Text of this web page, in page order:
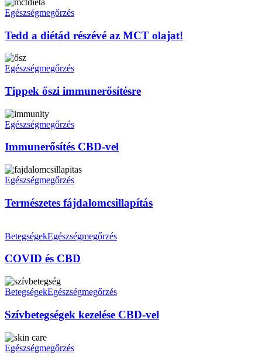
a
részévé
az
MCT
olajat!
Egészségmegőrzés
Tedd a diétád részévé az MCT olajat!
Tippek
őszi
Egészségmegőrzés
Tippek őszi immunerősítésre
Immunerősítés
CBD-
Egészségmegőrzés
Immunerősítés CBD-vel
Természetes
fájdalomcsillapítás
Egészségmegőrzés
Természetes fájdalomcsillapítás
és
BetegségekEgészségmegőrzés
COVID és CBD
Szívbetegségek
kezelése
vel
BetegségekEgészségmegőrzés
Szívbetegségek kezelése CBD-vel
CBD
krémek
Egészségmegőrzés